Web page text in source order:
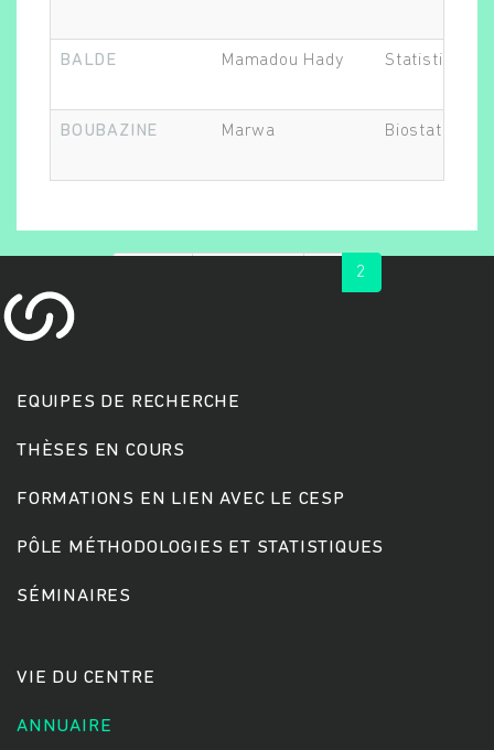
BALDE Mamadou Hady
BOUBAZINE Marwa
2
EQUIPES DE RECHERCHE
THÈSES EN COURS
FORMATIONS EN LIEN AVEC LE CESP
PÔLE MÉTHODOLOGIES ET STATISTIQUES
SÉMINAIRES
VIE DU CENTRE
ANNUAIRE